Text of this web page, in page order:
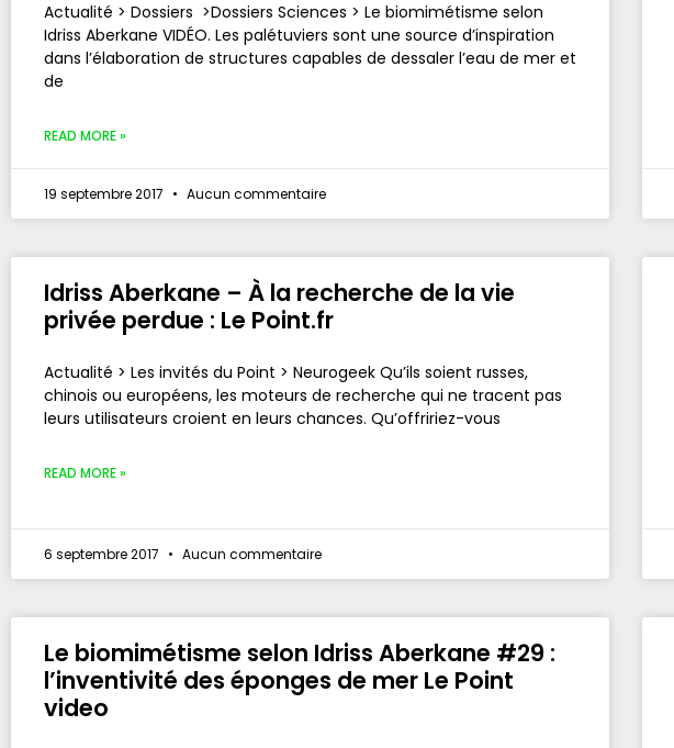
Actualité > Dossiers >Dossiers Sciences > Le biomimétisme selon
Idriss Aberkane VIDÉO. Les palétuviers sont une source d’inspiration
dans l’élaboration de structures capables de dessaler l’eau de mer et
de
READ MORE »
19 septembre 2017 Aucun commentaire
Idriss Aberkane – À la recherche de la vie
privée perdue : Le Point.fr
Actualité > Les invités du Point > Neurogeek Qu’ils soient russes,
chinois ou européens, les moteurs de recherche qui ne tracent pas
leurs utilisateurs croient en leurs chances. Qu’offririez-vous
READ MORE »
6 septembre 2017 Aucun commentaire
Le biomimétisme selon Idriss Aberkane #29 :
l’inventivité des éponges de mer Le Point
video